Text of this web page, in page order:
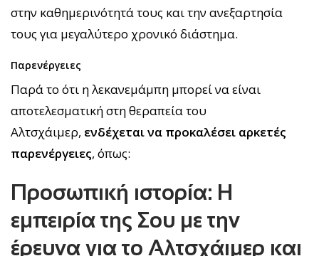
στην καθημερινότητά τους και την ανεξαρτησία
τους για μεγαλύτερο χρονικό διάστημα.
Παρενέργειες
Παρά το ότι η λεκανεμάμπη μπορεί να είναι
αποτελεσματική στη θεραπεία του
Αλτσχάιμερ, ενδέχεται να προκαλέσει αρκετές
παρενέργειες, όπως:
Προσωπική ιστορία: Η
εμπειρία της Σου με την
έρευνα για το Αλτσχάιμερ και